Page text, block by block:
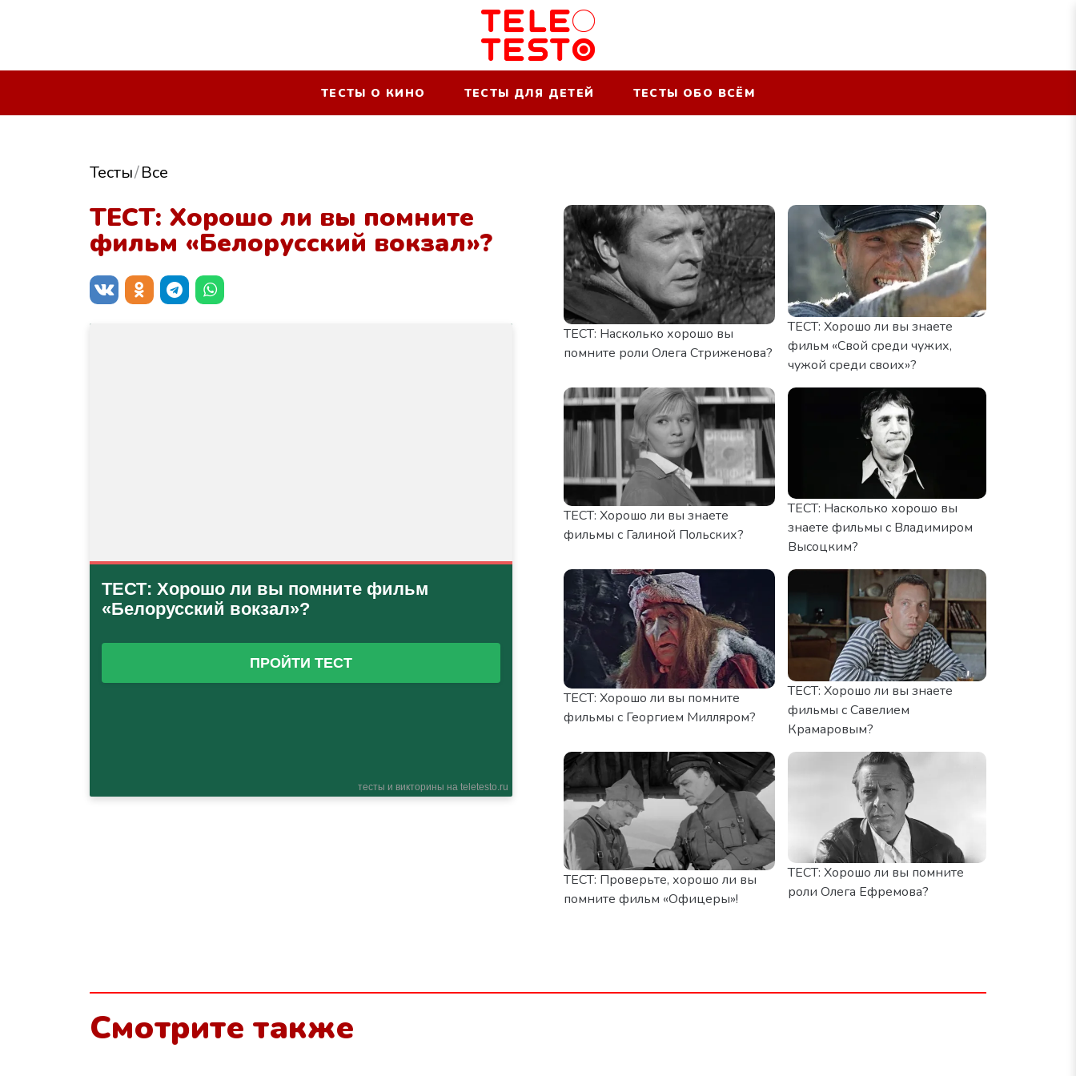
ТЕСТЫ О КИНО ТЕСТЫ ДЛЯ ДЕТЕЙ ТЕСТЫ ОБО ВСЁМ
Тесты Все
ТЕСТ: Хорошо ли вы помните
фильм «Белорусский вокзал»?
ТЕСТ: Насколько хорошо вы
помните роли Олега Стриженова?
ТЕСТ: Хорошо ли вы знаете
фильм «Свой среди чужих,
чужой среди своих»?
ТЕСТ: Хорошо ли вы знаете
фильмы с Галиной Польских?
ТЕСТ: Насколько хорошо вы
знаете фильмы с Владимиром
Высоцким?
ТЕСТ: Хорошо ли вы помните
фильмы с Георгием Милляром?
ТЕСТ: Хорошо ли вы знаете
фильмы с Савелием
Крамаровым?
ТЕСТ: Проверьте, хорошо ли вы
помните фильм «Офицеры»!
ТЕСТ: Хорошо ли вы помните
роли Олега Ефремова?
Смотрите также